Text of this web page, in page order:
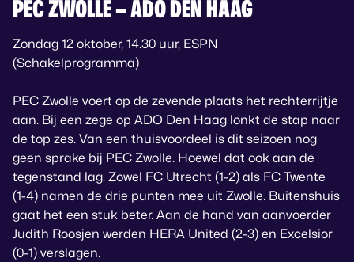
PEC ZWOLLE – ADO DEN HAAG
Zondag 12 oktober, 14.30 uur, ESPN
(Schakelprogramma)
PEC Zwolle voert op de zevende plaats het rechterrijtje
aan. Bij een zege op ADO Den Haag lonkt de stap naar
de top zes. Van een thuisvoordeel is dit seizoen nog
geen sprake bij PEC Zwolle. Hoewel dat ook aan de
tegenstand lag. Zowel FC Utrecht (1-2) als FC Twente
(1-4) namen de drie punten mee uit Zwolle. Buitenshuis
gaat het een stuk beter. Aan de hand van aanvoerder
Judith Roosjen werden HERA United (2-3) en Excelsior
(0-1) verslagen.